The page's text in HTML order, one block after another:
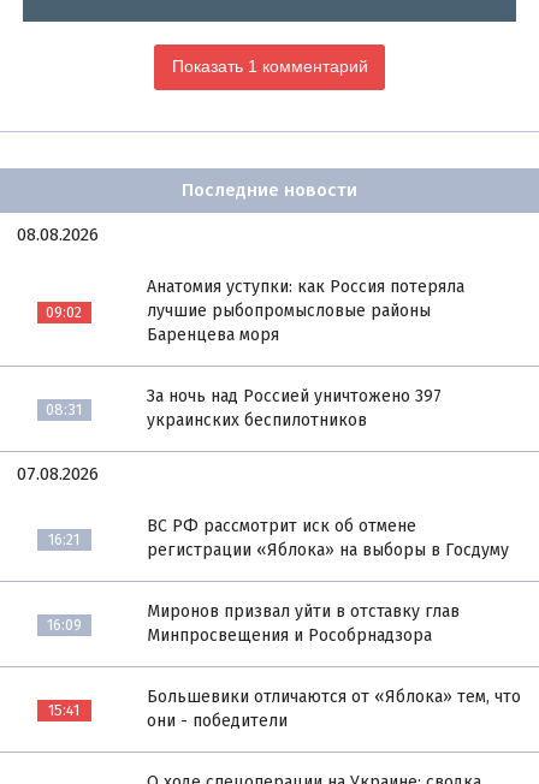
Показать 1 комментарий
Последние новости
08.08.2026
09:02
Анатомия уступки: как Россия потеряла
лучшие рыбопромысловые районы
Баренцева моря
08:31
За ночь над Россией уничтожено 397
украинских беспилотников
07.08.2026
16:21
ВС РФ рассмотрит иск об отмене
регистрации «Яблока» на выборы в Госдуму
16:09
Миронов призвал уйти в отставку глав
Минпросвещения и Рособрнадзора
15:41
Большевики отличаются от «Яблока» тем, что
они - победители